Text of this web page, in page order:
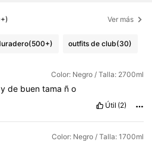
Ver más
(500+) outfits de club(30)
Color: Negro / Talla: 2700ml
y de buen tama ñ o
Útil (2)
Color: Negro / Talla: 1700ml